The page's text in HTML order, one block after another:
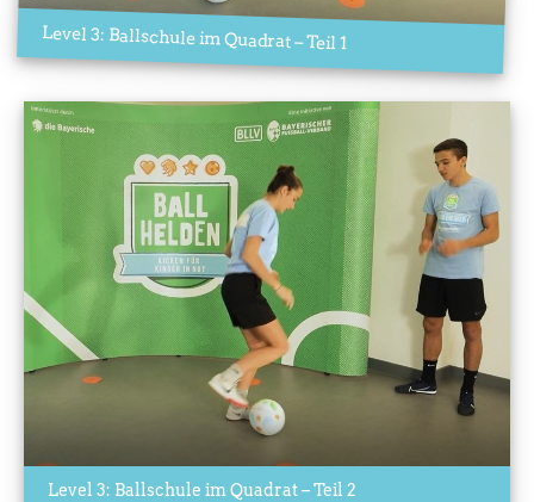
Level 3: Ballschule im Quadrat – Teil 1
Level 3: Ballschule im Quadrat – Teil 2